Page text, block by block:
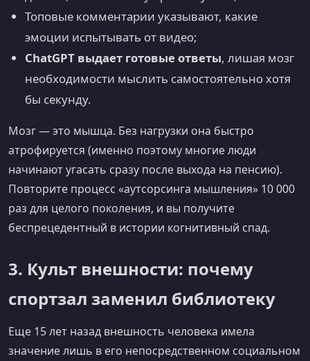
Топовые комментарии указывают, какие
эмоции испытывать от видео;
ChatGPT выдает готовые ответы, лишая мозг
необходимости мыслить самостоятельно хотя
бы секунду.
Мозг — это мышца. Без нагрузки она быстро
атрофируется (именно поэтому многие люди
начинают угасать сразу после выхода на пенсию).
Повторите процесс «аутсорсинга мышления» 10 000
раз для целого поколения, и вы получите
беспрецедентный в истории когнитивный спад.
3. Культ внешности: почему
спортзал заменил библиотеку
Еще 15 лет назад внешность человека имела
значение лишь в его непосредственном социальном